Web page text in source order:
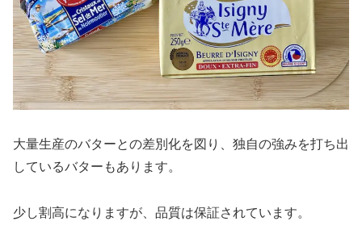
大量生産のバターとの差別化を図り、独自の強みを打ち出
しているバターもあります。
少し割高になりますが、品質は保証されています。